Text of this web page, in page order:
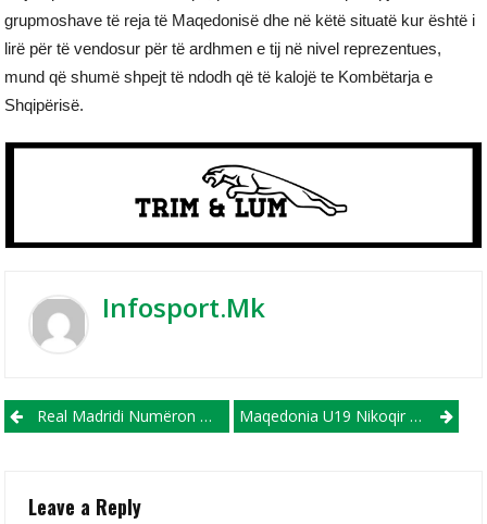
grupmoshave të reja të Maqedonisë dhe në këtë situatë kur është i
lirë për të vendosur për të ardhmen e tij në nivel reprezentues,
mund që shumë shpejt të ndodh që të kalojë te Kombëtarja e
Shqipërisë.
Infosport.mk
Post navigation
Real Madridi Numëron Deri Në 4 Ndaj Selta Vigos, Turku Arda Guler E Bënë Sefte Maqedonia U19 Nikoqir I Turneut Kualifikues Për Kualifikim Në Europianin E Vitit 2025
Leave a Reply